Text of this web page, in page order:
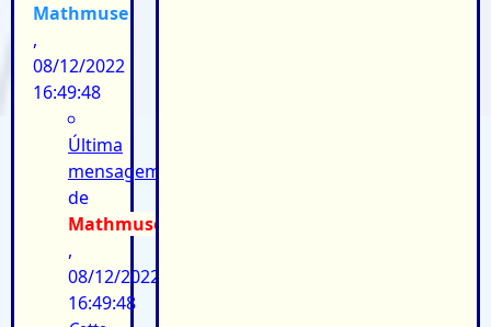
Mathmuse
,
08/12/2022
16:49:48
Última
mensagem:
de
Mathmuse
,
08/12/2022
16:49:48